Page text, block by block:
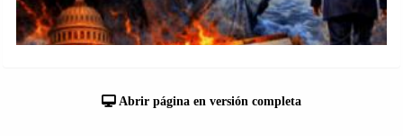
Abrir página en versión completa